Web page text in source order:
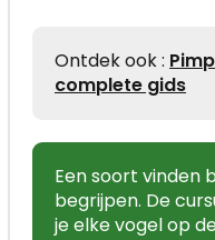
Ontdek ook :
complete gids
Een soort vinden
begrijpen. De
je elke vogel op